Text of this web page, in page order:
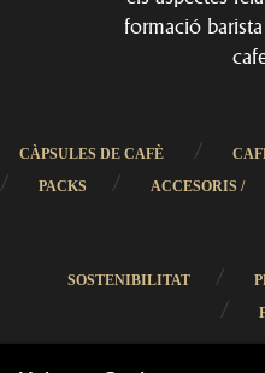
formació
CÀPSULES DE CAFÈ /
/ PACKS / ACCESORIS /
SOSTENIBILITAT /
/